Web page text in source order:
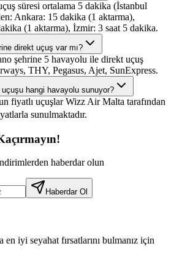
süresi ortalama 5 dakika (İstanbul
Ankara: 15 dakika (1 aktarma),
(1 aktarma), İzmir: 3 saat 5 dakika.
direkt uçuş var mı?
şehrine 5 havayolu ile direkt uçuş
THY, Pegasus, Ajet, SunExpress.
hangi havayolu sunuyor?
fiyatlı uçuşlar Wizz Air Malta tarafından
sunulmaktadır.
haberdar olun
Haberdar Ol
iyi seyahat fırsatlarını bulmanız için